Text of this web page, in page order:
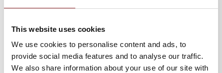
This website uses cookies
We use cookies to personalise content and ads, to
provide social media features and to analyse our traffic.
We also share information about your use of our site with
Lebensführung. In diesem Vortrag schärft Fitnessexperte
Körper besser kennen und erfahren, wie Sie bewusst gut
leben und gleichzeitig fabelhaft fit und schlank bleiben.
Den Zuhörern wird auf eingängige Weise klar, wie sie mit
der richtigen Ernährungsweise ihre Fettverbrennung